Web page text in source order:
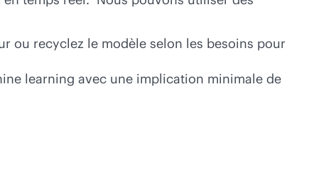
ou recyclez le modèle selon les besoins pour
learning avec une implication minimale de